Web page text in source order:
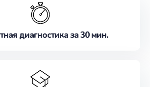
Не медлите записаться на
диагностика за 30 мин.